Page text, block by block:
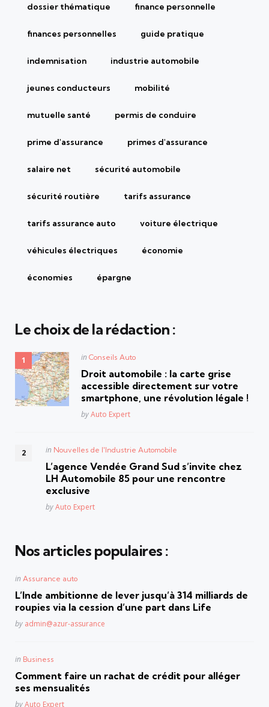
dossier thématique finance personnelle
finances personnelles guide pratique
indemnisation industrie automobile
jeunes conducteurs mobilité
mutuelle santé permis de conduire
prime d'assurance primes d'assurance
salaire net sécurité automobile
sécurité routière tarifs assurance
tarifs assurance auto voiture électrique
véhicules électriques économie
économies épargne
Le choix de la rédaction :
Posted
in Conseils Auto
Droit automobile : la carte grise
accessible directement sur votre
smartphone, une révolution légale !
Posted
byAuto Expert
Posted
in Nouvelles de l'Industrie Automobile
L’agence Vendée Grand Sud s’invite chez
LH Automobile 85 pour une rencontre
exclusive
Posted
byAuto Expert
Nos articles populaires :
Posted
in Assurance auto
L’Inde ambitionne de lever jusqu’à 314 milliards de
roupies via la cession d’une part dans Life
Posted
by admin@azur-assurance
Posted
in Business
Comment faire un rachat de crédit pour alléger
ses mensualités
Posted
byAuto Expert